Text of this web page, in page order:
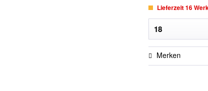
Lieferzeit 16
Merken